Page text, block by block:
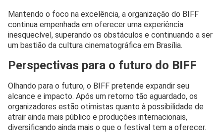
Mantendo o foco na excelência, a organização do BIFF
continua empenhada em oferecer uma experiência
inesquecível, superando os obstáculos e continuando a ser
um bastião da cultura cinematográfica em Brasília.
Perspectivas para o futuro do BIFF
Olhando para o futuro, o BIFF pretende expandir seu
alcance e impacto. Após um retorno tão aguardado, os
organizadores estão otimistas quanto à possibilidade de
atrair ainda mais público e produções internacionais,
diversificando ainda mais o que o festival tem a oferecer.